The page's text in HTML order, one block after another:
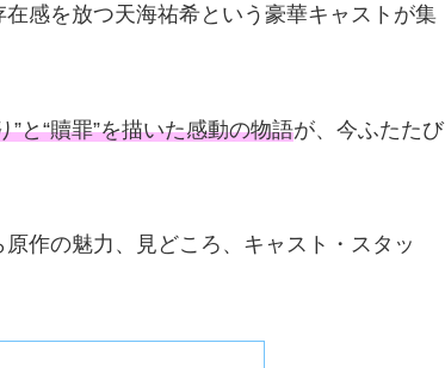
感を放つ天海祐希という豪華キャストが集
と“贖罪”を描いた感動の物語が、今ふたたび
作の魅力、見どころ、キャスト・スタッ